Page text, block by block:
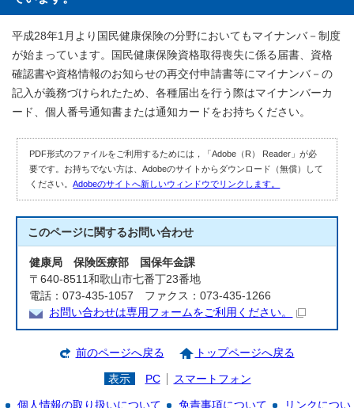
平成28年1月より国民健康保険の分野においてもマイナンバ－制度
が始まっています。国民健康保険資格取得喪失に係る届書、資格
確認書や資格情報のお知らせの再交付申請書等にマイナンバ－の
記入が義務づけられたため、各種届出を行う際はマイナンバーカ
ード、個人番号通知書または通知カードをお持ちください。
PDF形式のファイルをご利用するためには，「Adobe（R） Reader」が必
要です。お持ちでない方は、Adobeのサイトからダウンロード（無償）して
ください。Adobeのサイトへ新しいウィンドウでリンクします。
このページに関するお問い合わせ
健康局 保険医療部 国保年金課
〒640-8511和歌山市七番丁23番地
電話：073-435-1057 ファクス：073-435-1266
お問い合わせは専用フォームをご利用ください。
前のページへ戻る トップページへ戻る
表示 PC スマートフォン
個人情報の取り扱いについて 免責事項について リンクについ